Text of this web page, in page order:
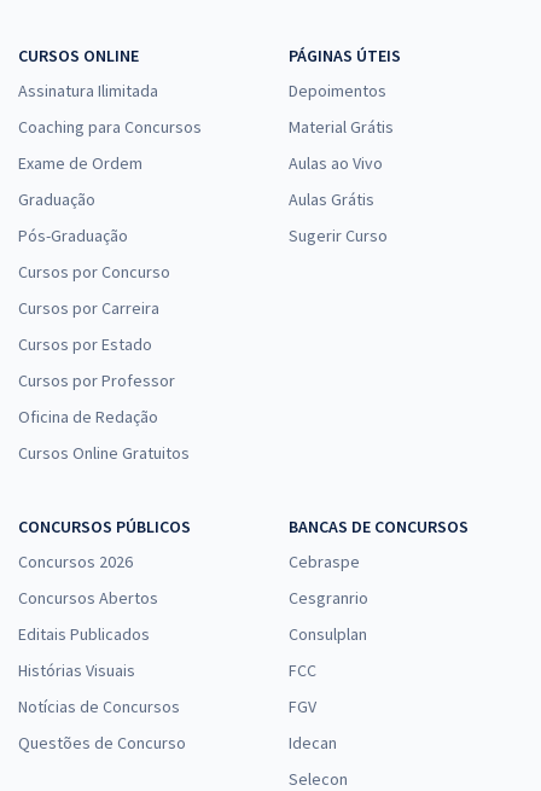
CURSOS ONLINE
Assinatura Ilimitada
Coaching para Concursos
Exame de Ordem
Graduação
Pós-Graduação
Cursos por Concurso
Cursos por Carreira
Cursos por Estado
Cursos por Professor
Oficina de Redação
Cursos Online Gratuitos
PÁGINAS ÚTEIS
Depoimentos
Material Grátis
Aulas ao Vivo
Aulas Grátis
Sugerir Curso
CONCURSOS PÚBLICOS
Concursos 2026
Concursos Abertos
Editais Publicados
Histórias Visuais
Notícias de Concursos
Questões de Concurso
BANCAS DE CONCURSOS
Cebraspe
Cesgranrio
Consulplan
FCC
FGV
Idecan
Selecon